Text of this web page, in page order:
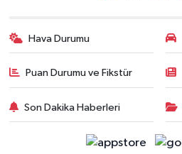
Hava Durumu
Puan Durumu ve Fikstür
Son Dakika Haberleri